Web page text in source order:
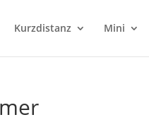
Kurzdistanz Mini